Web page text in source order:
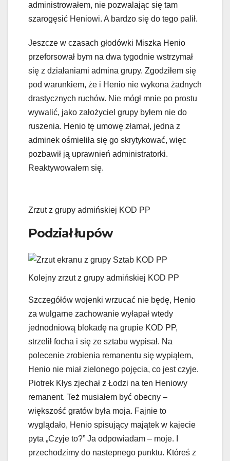
administrowałem, nie pozwalając się tam
szarogęsić Heniowi. A bardzo się do tego palił.
Jeszcze w czasach głodówki Miszka Henio
przeforsował bym na dwa tygodnie wstrzymał
się z działaniami admina grupy. Zgodziłem się
pod warunkiem, że i Henio nie wykona żadnych
drastycznych ruchów. Nie mógł mnie po prostu
wywalić, jako założyciel grupy byłem nie do
ruszenia. Henio tę umowę złamał, jedna z
adminek ośmieliła się go skrytykować, więc
pozbawił ją uprawnień administratorki.
Reaktywowałem się.
Zrzut z grupy admińskiej KOD PP
Podział łupów
Kolejny zrzut z grupy admińskiej KOD PP
Szczegółów wojenki wrzucać nie będę, Henio
za wulgarne zachowanie wyłapał wtedy
jednodniową blokadę na grupie KOD PP,
strzelił focha i się ze sztabu wypisał. Na
polecenie zrobienia remanentu się wypiąłem,
Henio nie miał zielonego pojęcia, co jest czyje.
Piotrek Kłys zjechał z Łodzi na ten Heniowy
remanent. Też musiałem być obecny –
większość gratów była moja. Fajnie to
wyglądało, Henio spisujący majątek w kajecie
pyta „Czyje to?” Ja odpowiadam – moje. I
przechodzimy do nastepnego punktu. Któreś z